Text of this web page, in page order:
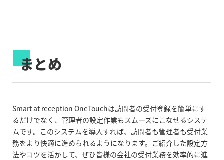
まとめ
Smart at reception OneTouchは訪問者の受付登録を簡単にす
るだけでなく、管理者の設定作業もスムーズにこなせるシステ
ムです。このシステムを導入すれば、訪問者も管理者も受付業
務をより快適に進められるようになります。ご紹介した設定方
法やコツを活かして、ぜひ皆様の会社の受付業務を効率的に進